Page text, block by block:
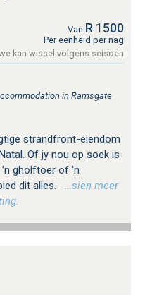
Van R 1500
Per eenheid per nag
kan wissel volgens seisoen
in Ramsgate
strandfront-eiendom
Of jy nou op soek is
'n gholftoer of 'n
dit alles.
…sien meer